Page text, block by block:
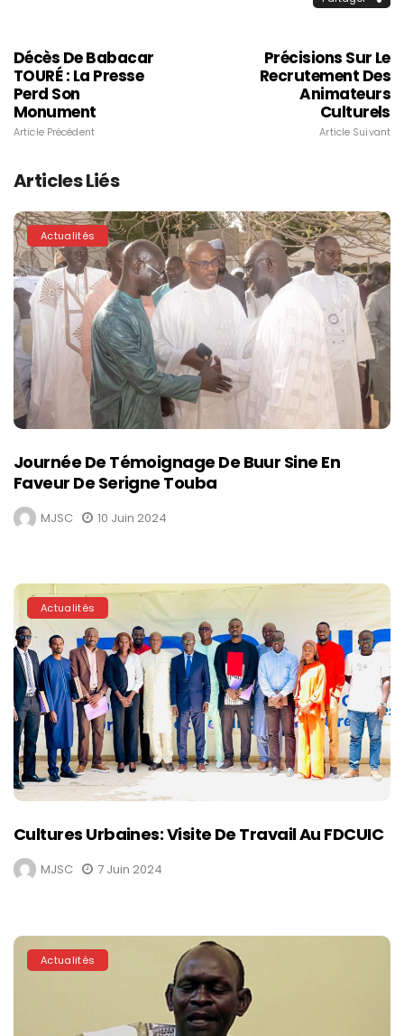
Décès De Babacar
TOURÉ : La Presse
Perd Son
Monument
Article Précédent
Précisions Sur Le
Recrutement Des
Animateurs
Culturels
Article Suivant
Articles Liés
Actualités
Journée De Témoignage De Buur Sine En
Faveur De Serigne Touba
MJSC 10 Juin 2024
Actualités
Cultures Urbaines: Visite De Travail Au FDCUIC
MJSC 7 Juin 2024
Actualités